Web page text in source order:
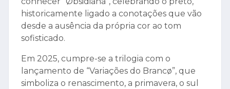
historicamente ligado a conotações que vão
desde a ausência da própria cor ao tom
sofisticado.
Em 2025, cumpre-se a trilogia com o
lançamento de “Variações do Brancø”, que
simboliza o renascimento, a primavera, o sul